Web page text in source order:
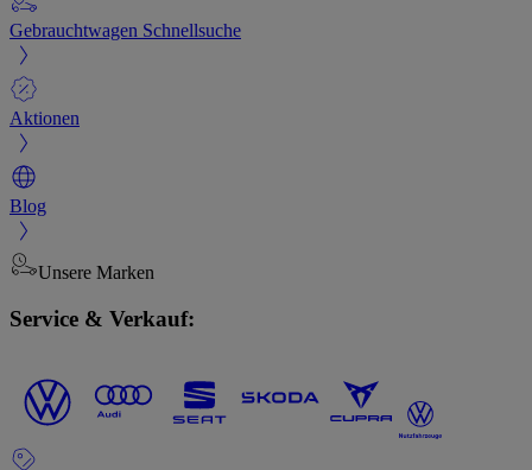
Gebrauchtwagen Schnellsuche
Aktionen
Blog
Unsere Marken
Service & Verkauf: